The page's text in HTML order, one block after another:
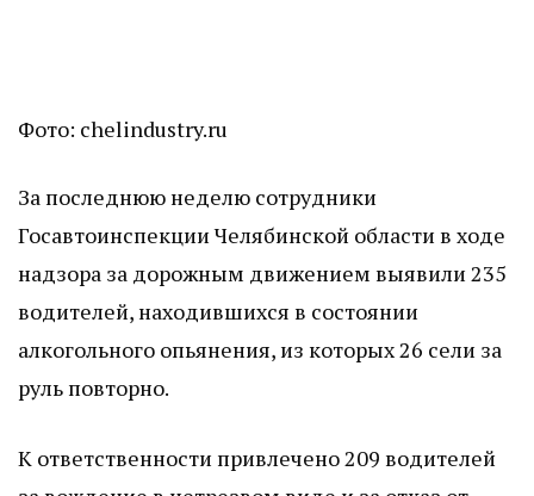
Фото: chelindustry.ru
За последнюю неделю сотрудники
Госавтоинспекции Челябинской области в ходе
надзора за дорожным движением выявили 235
водителей, находившихся в состоянии
алкогольного опьянения, из которых 26 сели за
руль повторно.
К ответственности привлечено 209 водителей